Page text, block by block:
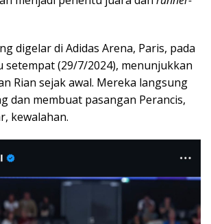
digelar di Adidas Arena, Paris, pada
setempat (29/7/2024), menunjukkan
Rian sejak awal. Mereka langsung
dan membuat pasangan Perancis,
kewalahan.